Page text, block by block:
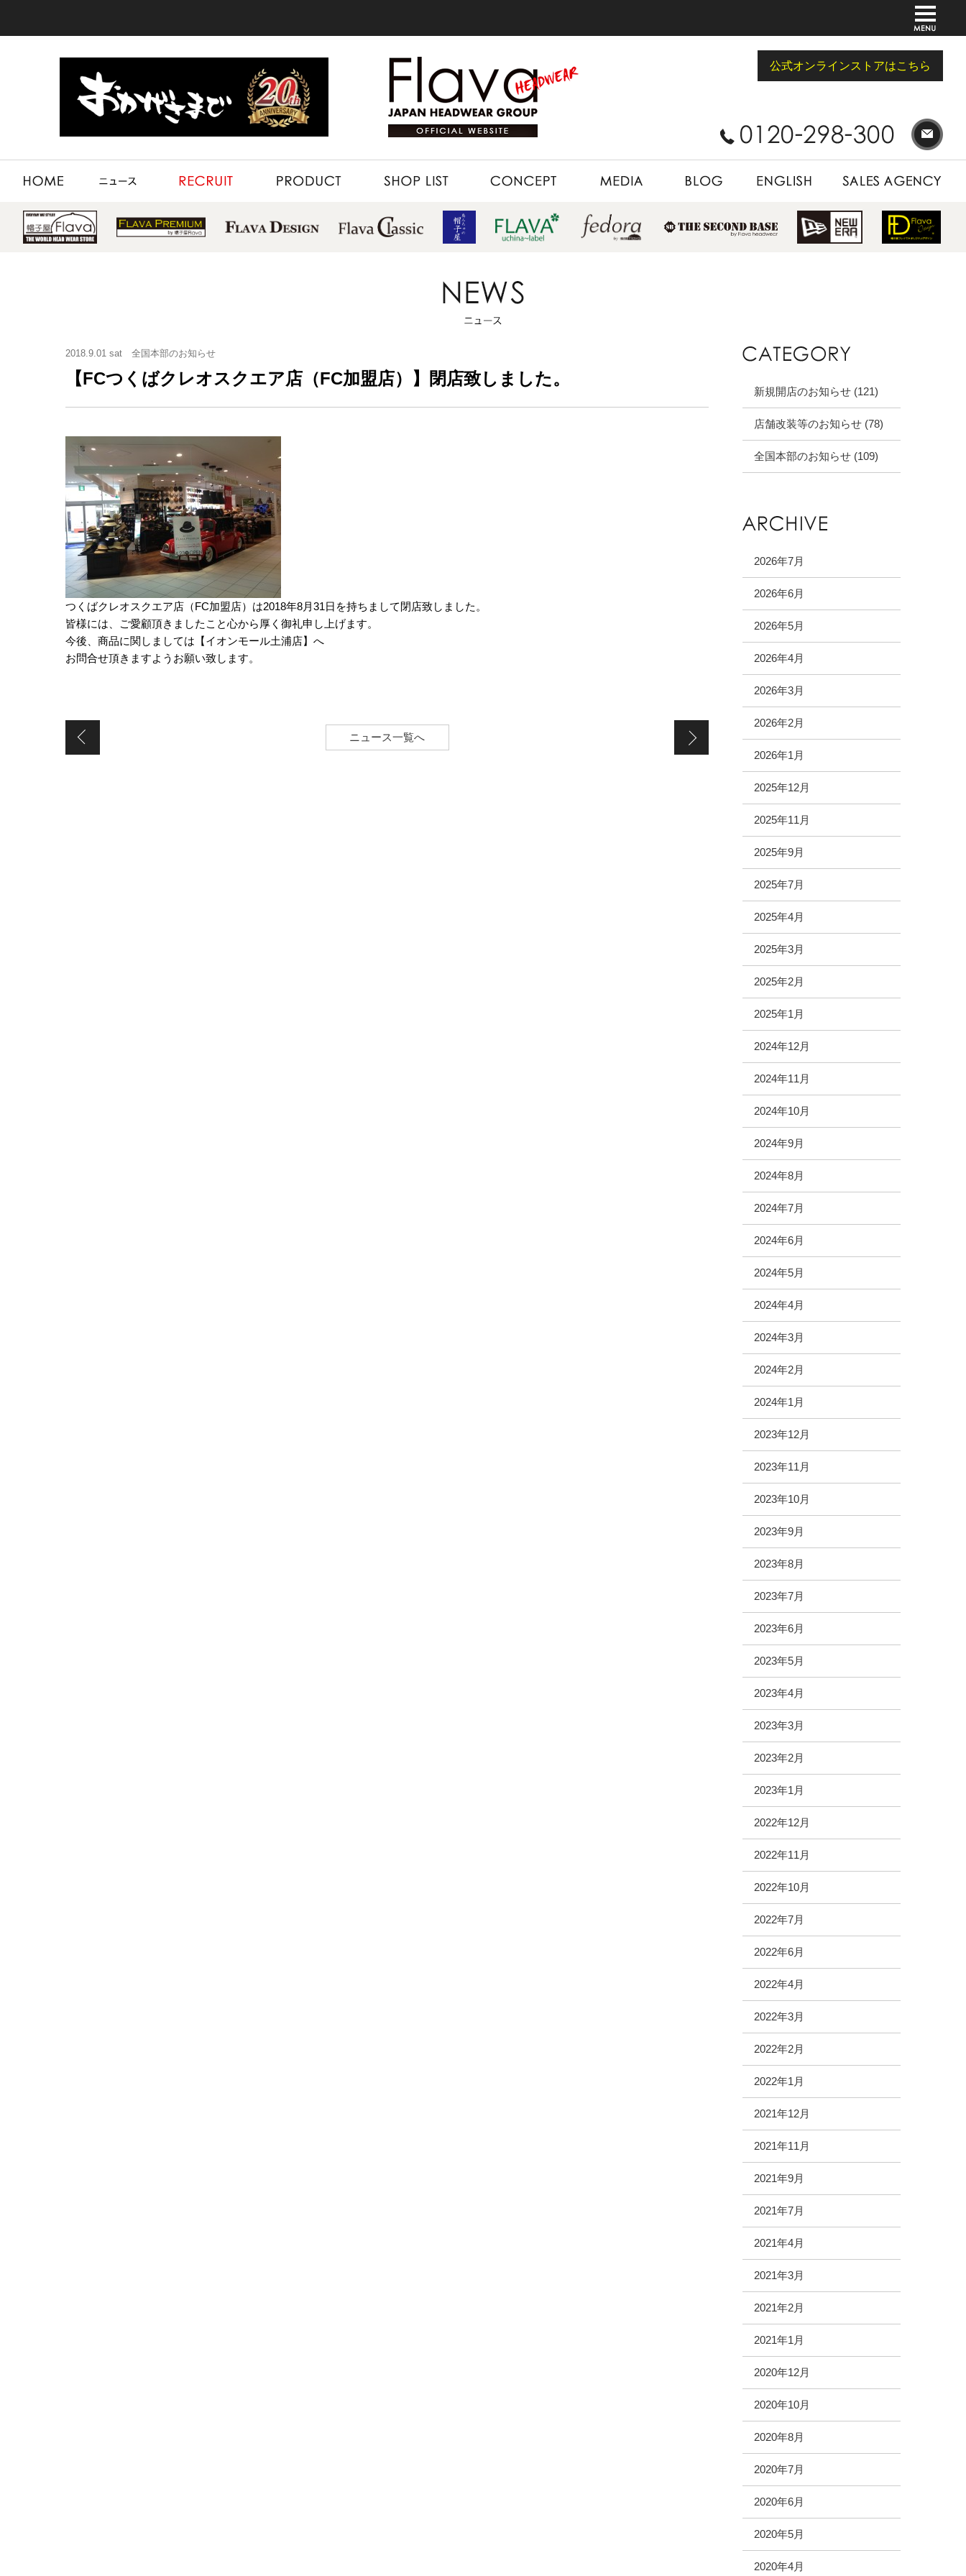
公式オンラインストアはこちら
2018.9.01 sat 全国本部のお知らせ
【FCつくばクレオスクエア店（FC加盟店）】閉店致しました。
つくばクレオスクエア店（FC加盟店）は2018年8月31日を持ちまして閉店致しました。
皆様には、ご愛顧頂きましたこと心から厚く御礼申し上げます。
今後、商品に関しましては【イオンモール土浦店】へ
お問合せ頂きますようお願い致します。
ニュース一覧へ
【FCアリオ亀有店（FC加盟店）】移転リニューアルの為閉
新規開店のお知らせ (121)
店舗改装等のお知らせ (78)
全国本部のお知らせ (109)
2026年7月
2026年6月
2026年5月
2026年4月
2026年3月
2026年2月
2026年1月
2025年12月
2025年11月
2025年9月
2025年7月
2025年4月
2025年3月
2025年2月
2025年1月
2024年12月
2024年11月
2024年10月
2024年9月
2024年8月
2024年7月
2024年6月
2024年5月
2024年4月
2024年3月
2024年2月
2024年1月
2023年12月
2023年11月
2023年10月
2023年9月
2023年8月
2023年7月
2023年6月
2023年5月
2023年4月
2023年3月
2023年2月
2023年1月
2022年12月
2022年11月
2022年10月
2022年7月
2022年6月
2022年4月
2022年3月
2022年2月
2022年1月
2021年12月
2021年11月
2021年9月
2021年7月
2021年4月
2021年3月
2021年2月
2021年1月
2020年12月
2020年10月
2020年8月
2020年7月
2020年6月
2020年5月
2020年4月